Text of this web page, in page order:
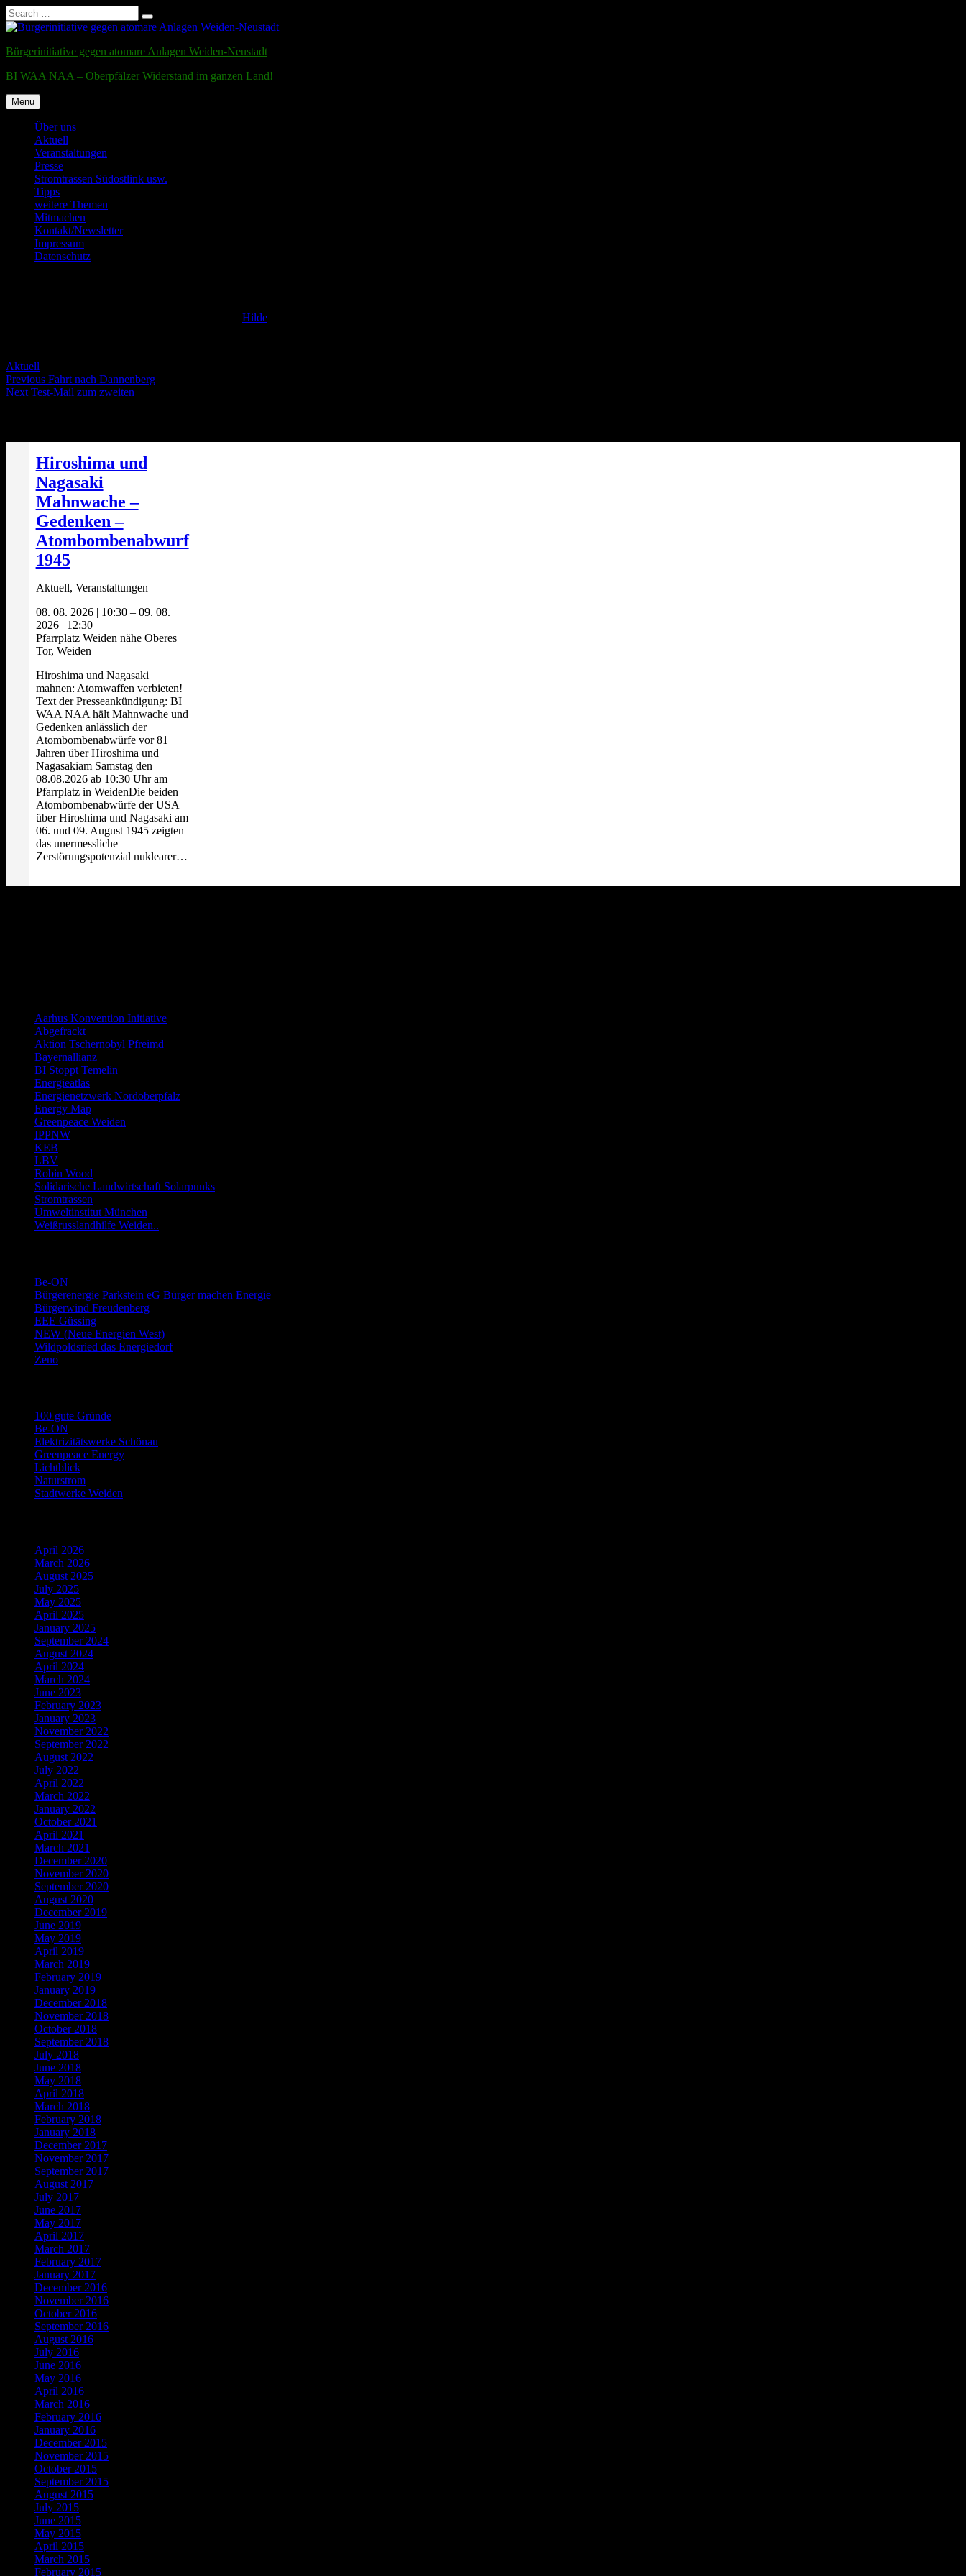
Search
for:
Search
Skip
content
Bürgerinitiative gegen atomare Anlagen Weiden-Neustadt
BI WAA NAA – Oberpfälzer Widerstand im ganzen Land!
Menu
Über uns
Aktuell
Veranstaltungen
Presse
Stromtrassen Südostlink usw.
Tipps
weitere Themen
Mitmachen
Kontakt/Newsletter
Impressum
Datenschutz
Hilde
Categories
Aktuell
Post
navigation
PreviousPrevious
post:
Fahrt nach Dannenberg
NextNext
Test-Mail zum zweiten
Hiroshima und
Nagasaki
Mahnwache –
Gedenken –
Atombombenabwurf
1945
Aktuell, Veranstaltungen
08. 08. 2026 | 10:30 – 09. 08.
2026 | 12:30
Pfarrplatz Weiden nähe Oberes
Tor, Weiden
Hiroshima und Nagasaki
mahnen: Atomwaffen verbieten!
Text der Presseankündigung: BI
WAA NAA hält Mahnwache und
Gedenken anlässlich der
Atombombenabwürfe vor 81
Jahren über Hiroshima und
Nagasakiam Samstag den
08.08.2026 ab 10:30 Uhr am
Pfarrplatz in WeidenDie beiden
Atombombenabwürfe der USA
über Hiroshima und Nagasaki am
06. und 09. August 1945 zeigten
das unermessliche
Zerstörungspotenzial nuklearer…
Aarhus Konvention Initiative
Abgefrackt
Aktion Tschernobyl Pfreimd
Bayernallianz
BI Stoppt Temelin
Energieatlas
Energienetzwerk Nordoberpfalz
Energy Map
Greenpeace Weiden
IPPNW
KEB
LBV
Robin Wood
Solidarische Landwirtschaft Solarpunks
Stromtrassen
Umweltinstitut München
Weißrusslandhilfe Weiden..
Be-ON
Bürgerenergie Parkstein eG Bürger machen Energie
Bürgerwind Freudenberg
EEE Güssing
NEW (Neue Energien West)
Wildpoldsried das Energiedorf
Zeno
100 gute Gründe
Be-ON
Elektrizitätswerke Schönau
Greenpeace Energy
Lichtblick
Naturstrom
Stadtwerke Weiden
April 2026
March 2026
August 2025
July 2025
May 2025
April 2025
January 2025
September 2024
August 2024
April 2024
March 2024
June 2023
February 2023
January 2023
November 2022
September 2022
August 2022
July 2022
April 2022
March 2022
January 2022
October 2021
April 2021
March 2021
December 2020
November 2020
September 2020
August 2020
December 2019
June 2019
May 2019
April 2019
March 2019
February 2019
January 2019
December 2018
November 2018
October 2018
September 2018
July 2018
June 2018
May 2018
April 2018
March 2018
February 2018
January 2018
December 2017
November 2017
September 2017
August 2017
July 2017
June 2017
May 2017
April 2017
March 2017
February 2017
January 2017
December 2016
November 2016
October 2016
September 2016
August 2016
July 2016
June 2016
May 2016
April 2016
March 2016
February 2016
January 2016
December 2015
November 2015
October 2015
September 2015
August 2015
July 2015
June 2015
May 2015
April 2015
March 2015
February 2015